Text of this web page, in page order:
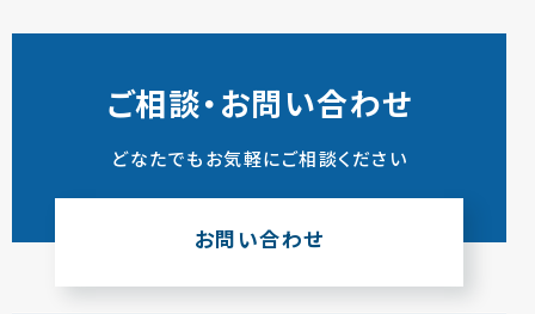
ご相談・お問い合わせ
どなたでもお気軽にご相談ください
お問い合わせ